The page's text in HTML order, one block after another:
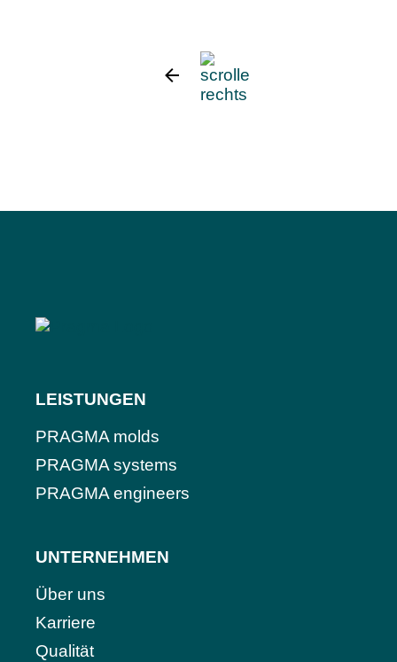
LEISTUNGEN
PRAGMA molds
PRAGMA systems
PRAGMA engineers
UNTERNEHMEN
Über uns
Karriere
Qualität